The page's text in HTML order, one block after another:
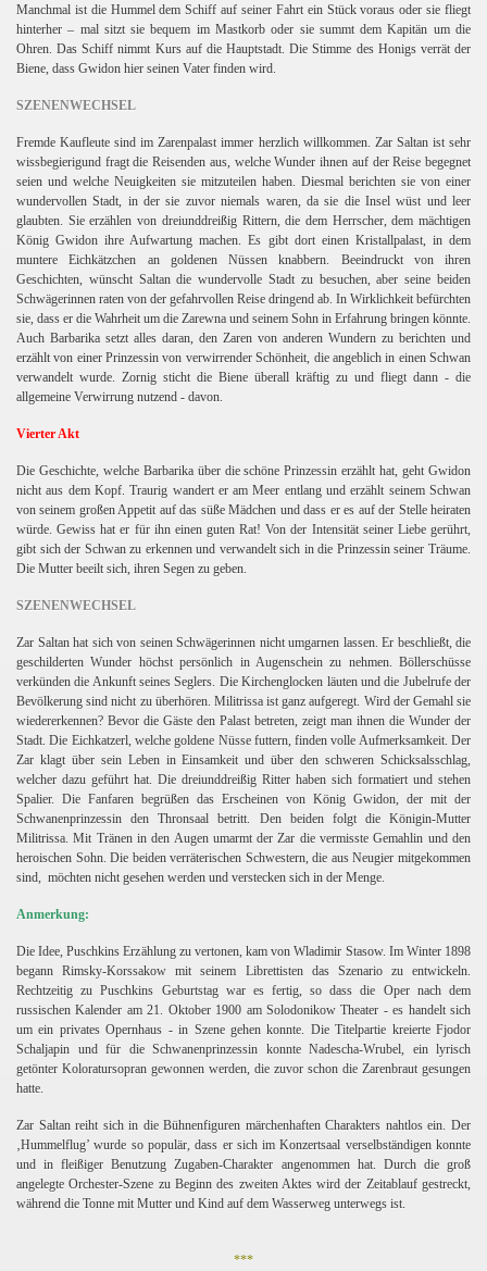
Manchmal ist die Hummel dem Schiff auf seiner Fahrt ein Stück voraus oder sie fliegt
hinterher – mal sitzt sie bequem im Mastkorb oder sie summt dem Kapitän um die
Ohren. Das Schiff nimmt Kurs auf die Hauptstadt. Die Stimme des Honigs verrät der
Biene, dass Gwidon hier seinen Vater finden wird.
SZENENWECHSEL
Fremde Kaufleute sind im Zarenpalast immer herzlich willkommen. Zar Saltan ist sehr
wissbegierigund fragt die Reisenden aus, welche Wunder ihnen auf der Reise begegnet
seien und welche Neuigkeiten sie mitzuteilen haben. Diesmal berichten sie von einer
wundervollen Stadt, in der sie zuvor niemals waren, da sie die Insel wüst und leer
glaubten. Sie erzählen von dreiunddreißig Rittern, die dem Herrscher, dem mächtigen
König Gwidon ihre Aufwartung machen. Es gibt dort einen Kristallpalast, in dem
muntere Eichkätzchen an goldenen Nüssen knabbern. Beeindruckt von ihren
Geschichten, wünscht Saltan die wundervolle Stadt zu besuchen, aber seine beiden
Schwägerinnen raten von der gefahrvollen Reise dringend ab. In Wirklichkeit befürchten
sie, dass er die Wahrheit um die Zarewna und seinem Sohn in Erfahrung bringen könnte.
Auch Barbarika setzt alles daran, den Zaren von anderen Wundern zu berichten und
erzählt von einer Prinzessin von verwirrender Schönheit, die angeblich in einen Schwan
verwandelt wurde. Zornig sticht die Biene überall kräftig zu und fliegt dann - die
allgemeine Verwirrung nutzend - davon.
Vierter Akt
Die Geschichte, welche Barbarika über die schöne Prinzessin erzählt hat, geht Gwidon
nicht aus dem Kopf. Traurig wandert er am Meer entlang und erzählt seinem Schwan
von seinem großen Appetit auf das süße Mädchen und dass er es auf der Stelle heiraten
würde. Gewiss hat er für ihn einen guten Rat! Von der Intensität seiner Liebe gerührt,
gibt sich der Schwan zu erkennen und verwandelt sich in die Prinzessin seiner Träume.
Die Mutter beeilt sich, ihren Segen zu geben.
SZENENWECHSEL
Zar Saltan hat sich von seinen Schwägerinnen nicht umgarnen lassen. Er beschließt, die
geschilderten Wunder höchst persönlich in Augenschein zu nehmen. Böllerschüsse
verkünden die Ankunft seines Seglers. Die Kirchenglocken läuten und die Jubelrufe der
Bevölkerung sind nicht zu überhören. Militrissa ist ganz aufgeregt. Wird der Gemahl sie
wiedererkennen? Bevor die Gäste den Palast betreten, zeigt man ihnen die Wunder der
Stadt. Die Eichkatzerl, welche goldene Nüsse futtern, finden volle Aufmerksamkeit. Der
Zar klagt über sein Leben in Einsamkeit und über den schweren Schicksalsschlag,
welcher dazu geführt hat. Die dreiunddreißig Ritter haben sich formatiert und stehen
Spalier. Die Fanfaren begrüßen das Erscheinen von König Gwidon, der mit der
Schwanenprinzessin den Thronsaal betritt. Den beiden folgt die Königin-Mutter
Militrissa. Mit Tränen in den Augen umarmt der Zar die vermisste Gemahlin und den
heroischen Sohn. Die beiden verräterischen Schwestern, die aus Neugier mitgekommen
sind,
möchten nicht gesehen werden und verstecken sich in der Menge.
Anmerkung:
Die Idee, Puschkins Erzählung zu vertonen, kam von Wladimir Stasow. Im Winter 1898
begann Rimsky-Korssakow mit seinem Librettisten das Szenario zu entwickeln.
Rechtzeitig zu Puschkins Geburtstag war es fertig, so dass die Oper nach dem
russischen Kalender am 21. Oktober 1900 am Solodonikow Theater - es handelt sich
um ein privates Opernhaus - in Szene gehen konnte.
Die Titelpartie kreierte Fjodor
Schaljapin und für die Schwanenprinzessin konnte Nadescha-Wrubel, ein lyrisch
getönter Koloratursopran gewonnen werden, die zuvor schon die Zarenbraut gesungen
hatte.
Zar Saltan reiht sich in die Bühnenfiguren märchenhaften Charakters nahtlos ein. Der
‚Hummelflug’ wurde so populär, dass er sich im Konzertsaal verselbständigen konnte
und in fleißiger Benutzung Zugaben-Charakter angenommen hat. Durch die groß
angelegte Orchester-Szene zu Beginn des zweiten Aktes wird der Zeitablauf gestreckt,
während die Tonne mit Mutter und Kind auf dem Wasserweg unterwegs ist.
***